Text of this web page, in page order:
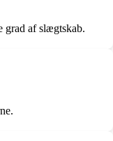
grad af slægtskab.